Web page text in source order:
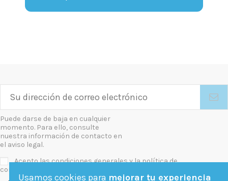
Puede darse de baja en cualquier
momento. Para ello, consulte
nuestra información de contacto en
el aviso legal.
Acepto las condiciones generales y la política de
confidencialidad
Usamos cookies para mejorar tu experiencia